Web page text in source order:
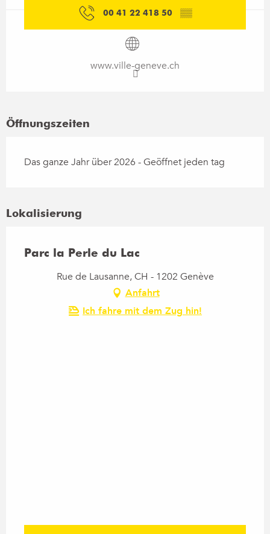
00 41 22 418 50 ▒▒
www.ville-geneve.ch
Öffnungszeiten
Das ganze Jahr über 2026 - Geöffnet jeden tag
Lokalisierung
Parc la Perle du Lac
Rue de Lausanne, CH - 1202 Genève
Anfahrt
Ich fahre mit dem Zug hin!